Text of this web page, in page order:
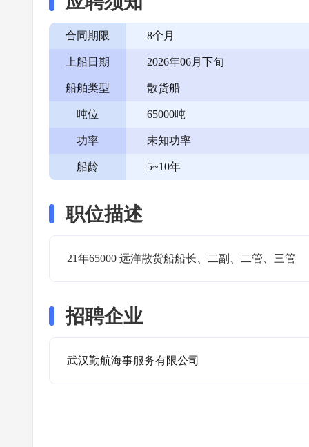
合同期限 8个月
上船日期 2026年06月下旬
船舶类型 散货船
吨位 65000吨
功率 未知功率
船龄 5~10年
职位描述
21年65000 远洋散货船船长、二副、二管、三管
招聘企业
武汉勤航海事服务有限公司